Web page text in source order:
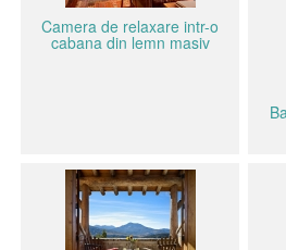
Camera de relaxare intr-o
cabana din lemn masiv